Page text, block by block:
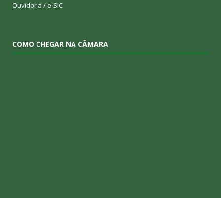
Ouvidoria / e-SIC
COMO CHEGAR NA CÂMARA